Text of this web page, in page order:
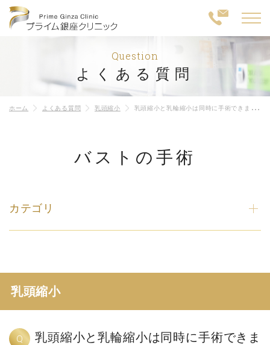
Question
よくある質問
ホーム よくある質問 乳頭縮小 乳頭縮小と乳輪縮小は同時に手術できますか？
バストの手術
カテゴリ
乳頭縮小
Q
乳頭縮小と乳輪縮小は同時に手術できま